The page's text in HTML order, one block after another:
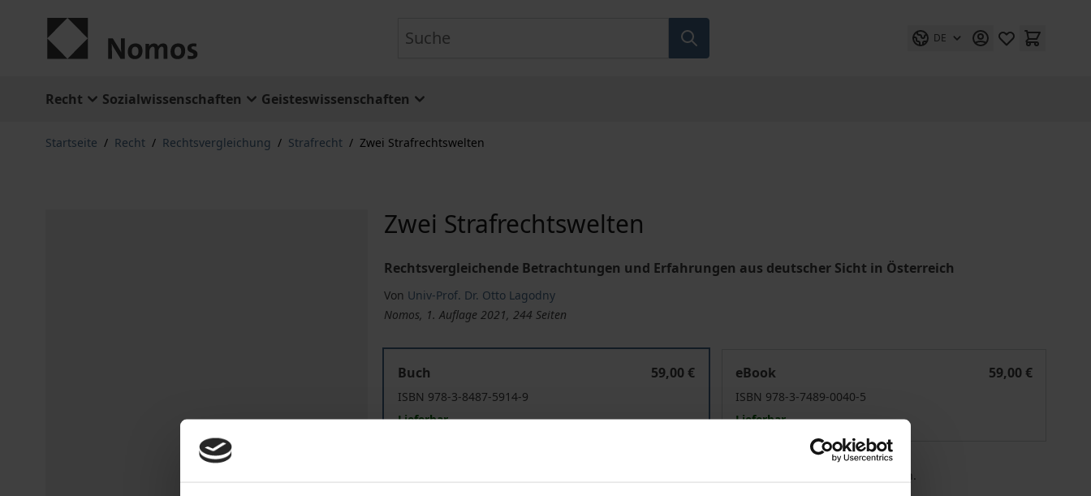
DE
Recht Sozialwissenschaften Geisteswissenschaften
Startseite / Recht / Rechtsvergleichung / Strafrecht / Zwei Strafrechtswelten
Zwei Strafrechtswelten
Rechtsvergleichende Betrachtungen und Erfahrungen aus deutscher Sicht in Österreich
Von Univ-Prof. Dr. Otto Lagodny
Nomos, 1. Auflage 2021, 244 Seiten
Buch
59,00 €
ISBN 978-3-8487-5914-9
Lieferbar
eBook
59,00 €
ISBN 978-3-7489-0040-5
Lieferbar
Preisangaben inkl. MwSt. Abhängig von der Lieferadresse kann die MwSt. an der Kasse variieren.